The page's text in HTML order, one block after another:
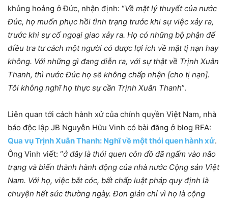
khủng hoảng ở Đức, nhận định: “Về mặt lý thuyết của nước
Đức, họ muốn phục hồi tình trạng trước khi sự việc xảy ra,
trước khi sự cố ngoại giao xảy ra. Họ có những bộ phận để
điều tra tư cách một người có được lợi ích về mặt tị nạn hay
không. Với những gì đang diễn ra, với sự thật về Trịnh Xuân
Thanh, thì nước Đức họ sẽ không chấp nhận [cho tị nạn].
Tôi không nghĩ họ thực sự cần Trịnh Xuân Thanh”.
Liên quan tới cách hành xử của chính quyền Việt Nam, nhà
báo độc lập JB Nguyễn Hữu Vinh có bài đăng ở blog RFA:
Qua vụ Trịnh Xuân Thanh: Nghĩ về một thói quen hành xử.
Ông Vinh viết: “ở đây là thói quen côn đồ đã ngấm vào não
trạng và biến thành hành động của nhà nước Cộng sản Việt
Nam. Với họ, việc bắt cóc, bất chấp luật pháp quy định là
chuyện hết sức thường ngày. Đơn giản chỉ vì họ là cộng